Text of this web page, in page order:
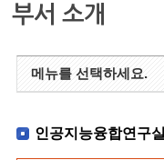
부서 소개
메뉴를 선택하세요.
인공지능융합연구실